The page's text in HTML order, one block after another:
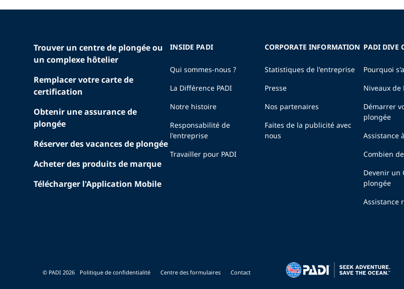
Trouver un centre de plongée ou
un complexe hôtelier
Remplacer votre carte de
certification
Obtenir une assurance de
plongée
Réserver des vacances de plongée
Acheter des produits de marque
Télécharger l'Application Mobile
INSIDE PADI
Qui sommes-nous ?
La Différence PADI
Notre histoire
Responsabilité de
l'entreprise
Travailler pour PADI
CORPORATE INFORMATION
Statistiques de l'entreprise
Presse
Nos partenaires
Faites de la publicité avec
nous
PADI DIVE
Pourquoi
Niveaux de
Démarrer
plongée
Assistance
Combien
Devenir un
plongée
Assistance
© PADI 2026 Politique de confidentialité Centre des formulaires Contact